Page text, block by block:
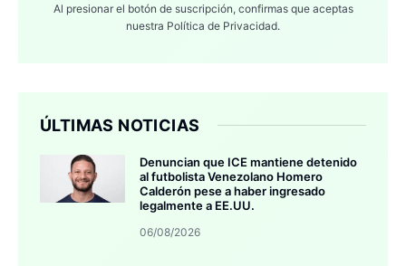
Al presionar el botón de suscripción, confirmas que aceptas
nuestra Política de Privacidad.
ÚLTIMAS NOTICIAS
Denuncian que ICE mantiene detenido
al futbolista Venezolano Homero
Calderón pese a haber ingresado
legalmente a EE.UU.
06/08/2026